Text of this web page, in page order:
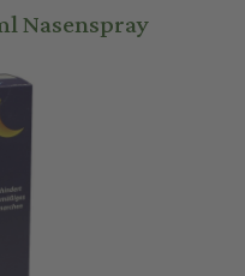
Nasenspray